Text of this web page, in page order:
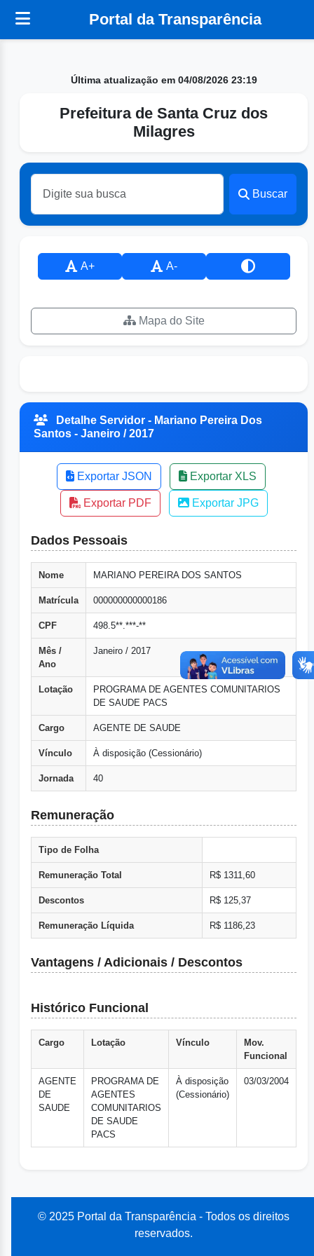
Portal da Transparência
Última atualização em 04/08/2026 23:19
Prefeitura de Santa Cruz dos
Milagres
Buscar
A+ A-
Mapa do Site
Detalhe Servidor - Mariano Pereira Dos
Santos - Janeiro / 2017
Exportar JSON Exportar XLS
Exportar PDF Exportar JPG
Dados Pessoais
Nome MARIANO PEREIRA DOS SANTOS
Matrícula 000000000000186
CPF 498.5**.***-**
Mês /
Ano
Janeiro / 2017
Lotação
PROGRAMA DE AGENTES COMUNITARIOS
DE SAUDE PACS
Cargo AGENTE DE SAUDE
Vínculo À disposição (Cessionário)
Jornada 40
Remuneração
Tipo de Folha
Remuneração Total R$ 1311,60
Descontos R$ 125,37
Remuneração Líquida R$ 1186,23
Vantagens / Adicionais / Descontos
Histórico Funcional
Cargo Lotação Vínculo
Mov.
Funcional
AGENTE
DE
SAUDE
PROGRAMA DE
AGENTES
COMUNITARIOS
DE SAUDE
PACS
À disposição
(Cessionário)
03/03/2004
© 2025 Portal da Transparência - Todos os direitos
reservados.